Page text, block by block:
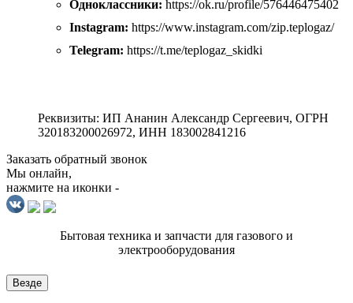
Одноклассники: https://ok.ru/profile/576446475402
Instagram: https://www.instagram.com/zip.teplogaz/
Telegram: https://t.me/teplogaz_skidki
Реквизиты: ИП Ананин Александр Сергеевич, ОГРН
320183200026972, ИНН 183002841216
Заказать обратный звонок
Мы онлайн,
нажмите на иконки -
Бытовая техника и запчасти для газового и
электрооборудования
Везде